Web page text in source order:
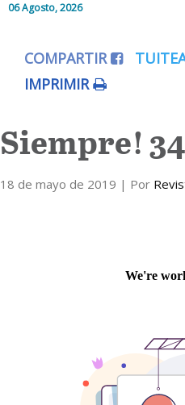
06 Agosto, 2026
Editorial
Colaboradores
Internacional
COMPARTIR
IMPRIMIR
Siempre!
18 de mayo de 2019 | Por